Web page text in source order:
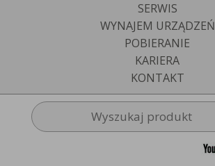
SERWIS
WYNAJEM URZĄDZEŃ
POBIERANIE
KARIERA
KONTAKT